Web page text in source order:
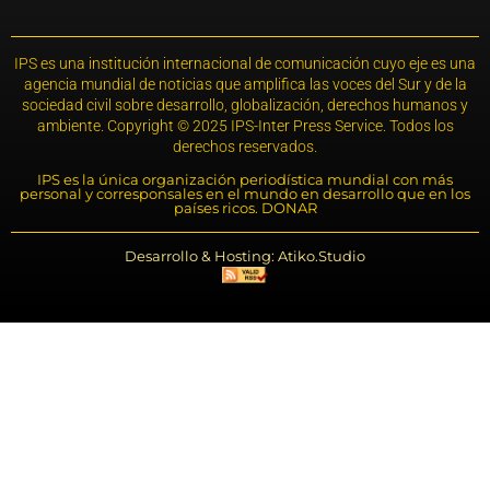
IPS es una institución internacional de comunicación cuyo eje es una
agencia mundial de noticias que amplifica las voces del Sur y de la
sociedad civil sobre desarrollo, globalización, derechos humanos y
ambiente. Copyright © 2025 IPS-Inter Press Service. Todos los
derechos reservados.
IPS es la única organización periodística mundial con más
personal y corresponsales en el mundo en desarrollo que en los
países ricos. DONAR
Desarrollo & Hosting: Atiko.Studio